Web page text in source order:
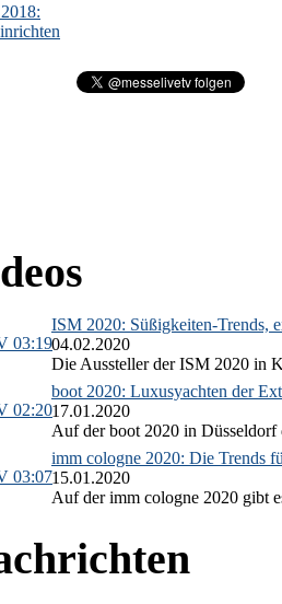
03:19
ISM 2020: Süßigkeiten-Trends,
04.02.2020
Die Aussteller der ISM 2020 in
02:20
boot 2020: Luxusyachten der
17.01.2020
Auf der boot 2020 in Düsseldorf
03:07
imm cologne 2020: Die Trends
15.01.2020
Auf der imm cologne 2020 gibt